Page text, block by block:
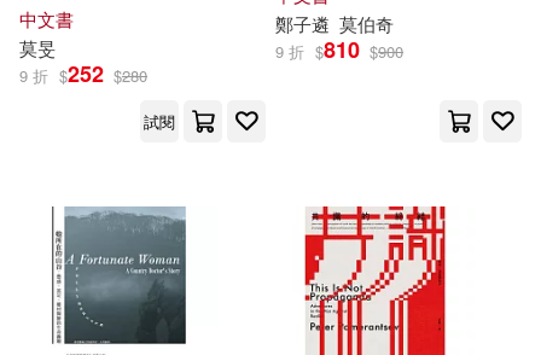
KR(1) Lion Yen(1)
Modrow）(1)
[美]查爾斯．菲爾莫爾（Charles Fill
more）(1)
[美]莫那斯特拉（Monastra，V．
Challenge(1) G-WALK(1)
Irodori Comics-鳳梨(1)
MELODIYA(1)
中文書
莫旻
9 折 $252 $280
試閱
鄭子遴 莫伯奇
9 折 $810 $900